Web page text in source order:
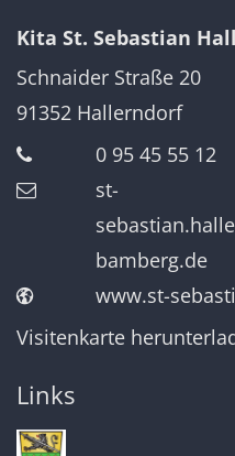
Kita St. Sebastian
Schnaider Straße 20
91352 Hallerndorf
0 95 45 55 12
st-
bamberg.de
www.st-
Visitenkarte
Links